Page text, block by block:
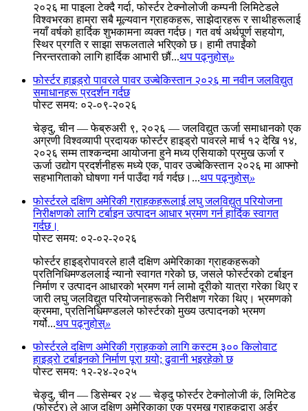
२०२६ मा पाइला टेक्दै गर्दा, फोर्स्टर टेक्नोलोजी कम्पनी लिमिटेडले
विश्वभरका हाम्रा सबै मूल्यवान ग्राहकहरू, साझेदारहरू र साथीहरूलाई
नयाँ वर्षको हार्दिक शुभकामना व्यक्त गर्दछ। गत वर्ष अर्थपूर्ण सहयोग,
स्थिर प्रगति र साझा सफलताले भरिएको छ। हामी तपाईंको
निरन्तरताको लागि हार्दिक आभारी छौं...थप पढ्नुहोस्»
फोर्स्टर हाइड्रो पावरले पावर उज्बेकिस्तान २०२६ मा नवीन जलविद्युत
समाधानहरू प्रदर्शन गर्दछ
पोस्ट समय: ०२-०९-२०२६
चेङ्दु, चीन — फेब्रुअरी ९, २०२६ — जलविद्युत ऊर्जा समाधानको एक
अग्रणी विश्वव्यापी प्रदायक फोर्स्टर हाइड्रो पावरले मार्च १२ देखि १४,
२०२६ सम्म ताश्कन्दमा आयोजना हुने मध्य एसियाको प्रमुख ऊर्जा र
ऊर्जा उद्योग प्रदर्शनीहरू मध्ये एक, पावर उज्बेकिस्तान २०२६ मा आफ्नो
सहभागिताको घोषणा गर्न पाउँदा गर्व गर्दछ।...थप पढ्नुहोस्»
फोर्स्टरले दक्षिण अमेरिकी ग्राहकहरूलाई लघु जलविद्युत परियोजना
निरीक्षणको लागि टर्बाइन उत्पादन आधार भ्रमण गर्न हार्दिक स्वागत
गर्दछ।
पोस्ट समय: ०२-०२-२०२६
फोर्स्टर हाइड्रोपावरले हालै दक्षिण अमेरिकाका ग्राहकहरूको
प्रतिनिधिमण्डललाई न्यानो स्वागत गरेको छ, जसले फोर्स्टरको टर्बाइन
निर्माण र उत्पादन आधारको भ्रमण गर्न लामो दूरीको यात्रा गरेका थिए र
जारी लघु जलविद्युत परियोजनाहरूको निरीक्षण गरेका थिए। भ्रमणको
क्रममा, प्रतिनिधिमण्डलले फोर्स्टरको मुख्य उत्पादनको भ्रमण
गर्यो...थप पढ्नुहोस्»
फोर्स्टरले दक्षिण अमेरिकी ग्राहकको लागि कस्टम ३०० किलोवाट
हाइड्रो टर्बाइनको निर्माण पूरा गर्‍यो; ढुवानी भइरहेको छ
पोस्ट समय: १२-२४-२०२५
चेङ्दु, चीन — डिसेम्बर २४ — चेङ्दु फोर्स्टर टेक्नोलोजी कं, लिमिटेड
(फोर्स्टर) ले आज दक्षिण अमेरिकाका एक प्रमुख ग्राहकद्वारा अर्डर